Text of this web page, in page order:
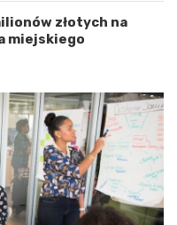
złotych na
miejskiego